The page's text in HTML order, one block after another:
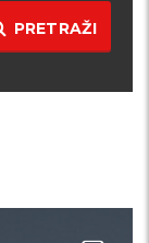
PRETRAŽI